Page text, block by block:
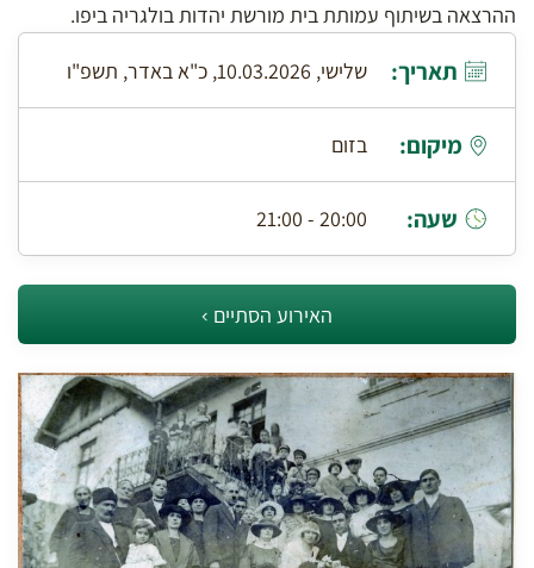
ההרצאה בשיתוף עמותת בית מורשת יהדות בולגריה ביפו.
תאריך: שלישי, 10.03.2026, כ"א באדר, תשפ"ו
מיקום: בזום
שעה: 20:00 - 21:00
האירוע הסתיים